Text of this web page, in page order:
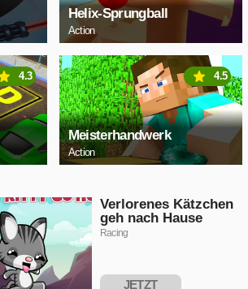
Helix-Sprungball
Action
4.3
Meisterhandwerk
Action
4.5
Verlorenes Kätzchen
geh nach Hause
Racing
JETZT